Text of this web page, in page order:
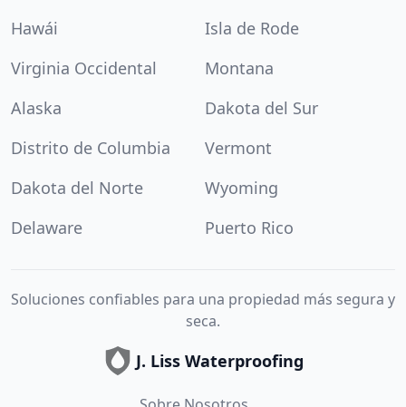
Hawái
Isla de Rode
Virginia Occidental
Montana
Alaska
Dakota del Sur
Distrito de Columbia
Vermont
Dakota del Norte
Wyoming
Delaware
Puerto Rico
Soluciones confiables para una propiedad más segura y
seca.
J. Liss Waterproofing